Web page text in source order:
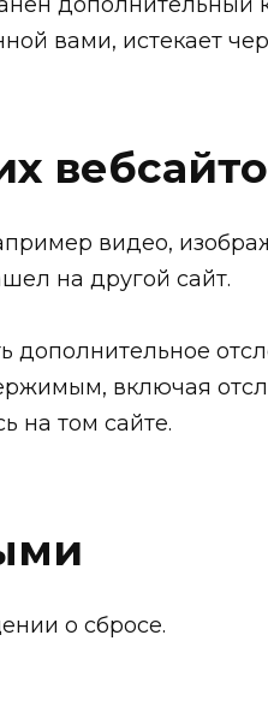
вами, истекает
видео,
на другой сайт.
дополнительное
включая
на том сайте.
о сбросе.